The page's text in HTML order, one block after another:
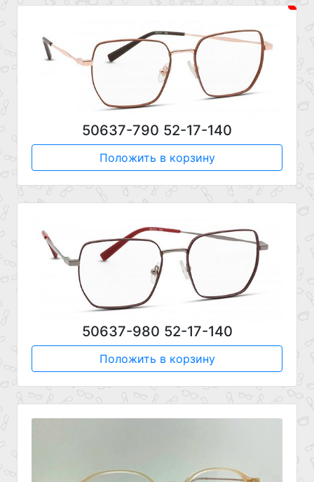
50637-790 52-17-140
Положить в корзину
50637-980 52-17-140
Положить в корзину